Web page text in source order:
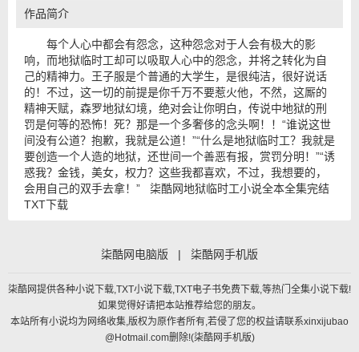
作品简介
每个人心中都会有怨念，这种怨念对于人会有极大的影
响，而地狱临时工却可以吸取人心中的怨念，并将之转化为自
己的精神力。王子服是个普通的大学生，是很纯洁，很好说话
的！不过，这一切的前提是你千万不要惹火他，不然，这厮的
精神天赋，森罗地狱幻境，绝对会让你明白，传说中地狱的刑
罚是何等的恐怖！死？那是一个多奢侈的念头啊！！“谁说这世
间没有公道？抱歉，我就是公道！”“什么是地狱临时工？我就是
要创造一个人造的地狱，还世间一个善恶有报，赏罚分明！”“诱
惑我？金钱，美女，权力？这些我都喜欢，不过，我想要的，
会用自己的双手去拿！” 柒酷网地狱临时工小说全本全集完结
TXT下载
柒酷网电脑版 | 柒酷网手机版
柒酷网提供各种小说下载,TXT小说下载,TXT电子书免费下载,等热门全集小说下载!
如果觉得好请把本站推荐给您的朋友。
本站所有小说均为网络收集,版权为原作者所有,若侵了您的权益请联系xinxijubao
@Hotmail.com删除!(柒酷网手机版)